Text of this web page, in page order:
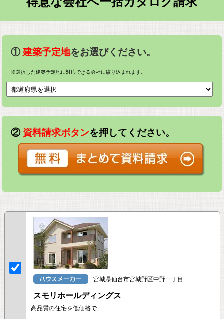
①建築予定地をお選びください。
※選択した建築予定地に対応できる会社に絞り込まれます。
② 資料請求ボタンを押してください。
宮城県仙台市宮城野区中野一丁目
スモリホールディングス
高品質の住宅を低価格で